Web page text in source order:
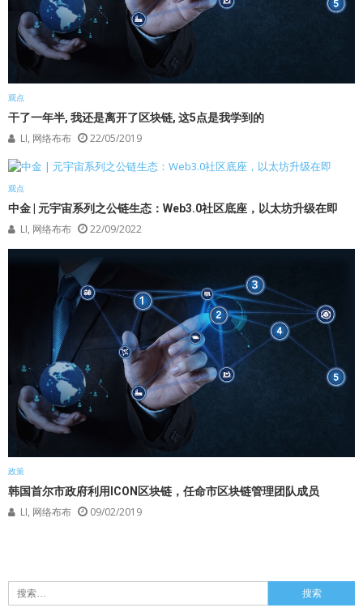
观点
干了一年半, 我还是离开了区块链, 这5点是我学到的
LI, 网络布布 22/05/2019
观点
中金 | 元宇宙系列之公链生态：Web3.0社区底座，以太坊升级在即
LI, 网络布布 22/09/2022
政策
韩国首尔市政府利用ICON区块链，任命市区块链管理团队成员
LI, 网络布布 09/02/2019
搜
索：